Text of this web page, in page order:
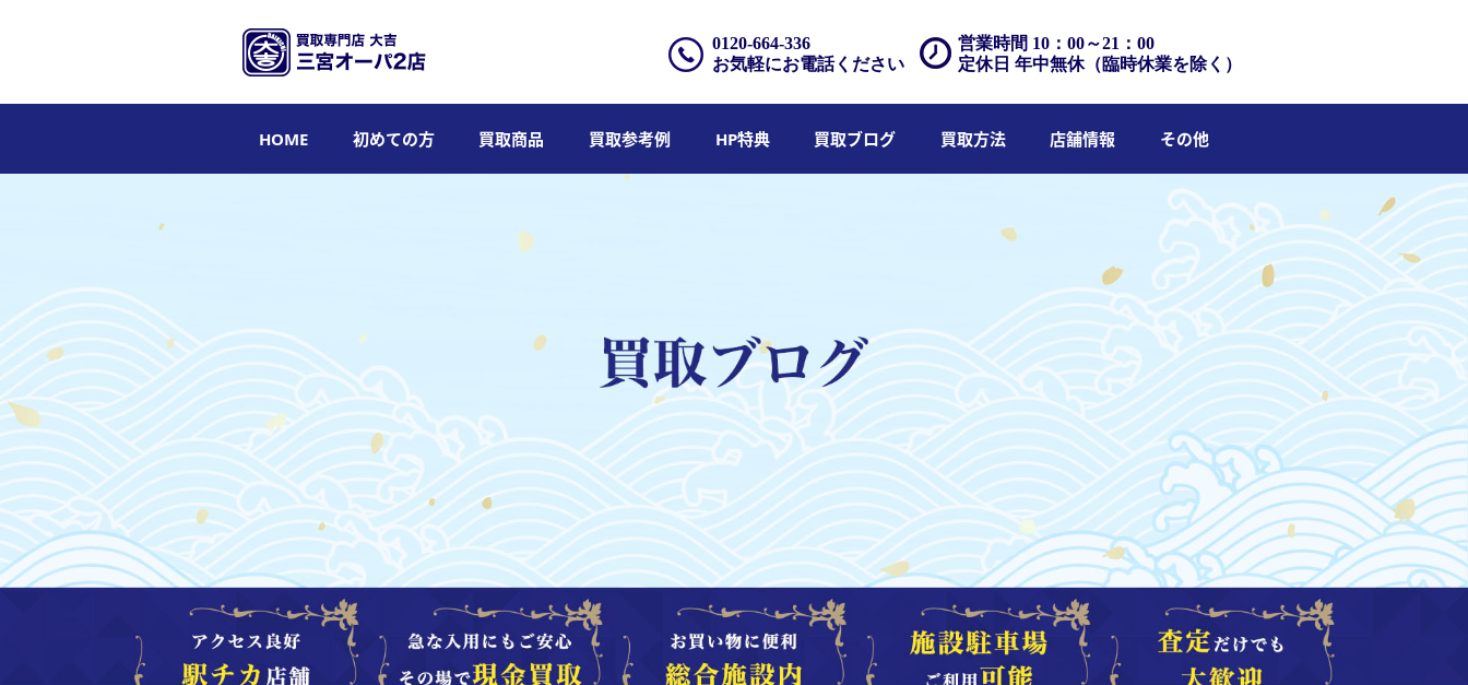
営業時間 10：00～21：00
定休日 年中無休（臨時休業を除く）
0120-664-336
お気軽にお電話ください
HOME 初めての方 買取商品 買取参考例 HP特典 買取ブログ 買取方法 店舗情報 その他